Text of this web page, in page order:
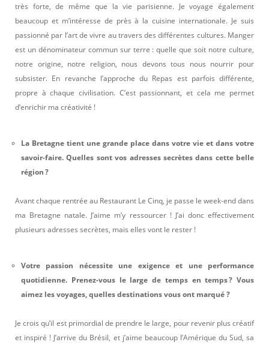
très forte, de même que la vie parisienne. Je voyage également
beaucoup et m’intéresse de près à la cuisine internationale. Je suis
passionné par l’art de vivre au travers des différentes cultures. Manger
est un dénominateur commun sur terre : quelle que soit notre culture,
notre origine, notre religion, nous devons tous nous nourrir pour
subsister. En revanche l’approche du Repas est parfois différente,
propre à chaque civilisation. C’est passionnant, et cela me permet
d’enrichir ma créativité !
La Bretagne tient une grande place dans votre vie et dans votre
savoir-faire. Quelles sont vos adresses secrètes dans cette belle
région ?
Avant chaque rentrée au Restaurant Le Cinq, je passe le week-end dans
ma Bretagne natale. J’aime m’y ressourcer ! J’ai donc effectivement
plusieurs adresses secrètes, mais elles vont le rester !
Votre passion nécessite une exigence et une performance
quotidienne. Prenez-vous le large de temps en temps ? Vous
aimez les voyages, quelles destinations vous ont marqué ?
Je crois qu’il est primordial de prendre le large, pour revenir plus créatif
et inspiré ! J’arrive du Brésil, et j’aime beaucoup l’Amérique du Sud, sa